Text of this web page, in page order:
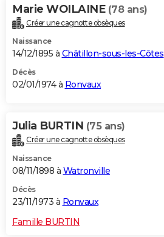
Marie WOILAINE (78 ans)
Créer une cagnotte obsèques
Naissance
14/12/1895 à Châtillon-sous-les-Côtes
Décès
02/01/1974 à Ronvaux
Julia BURTIN (75 ans)
Créer une cagnotte obsèques
Naissance
08/11/1898 à Watronville
Décès
23/11/1973 à Ronvaux
Famille BURTIN